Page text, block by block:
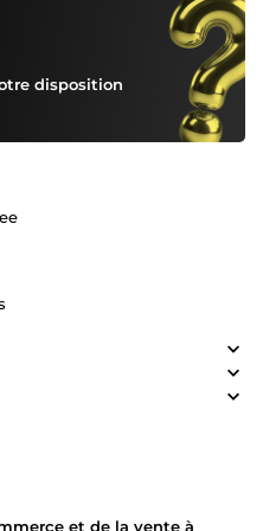
disposition
et de la vente à